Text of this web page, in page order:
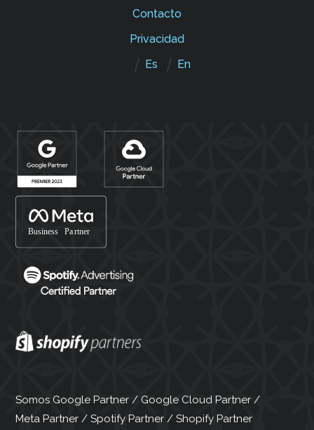
Contacto
Privacidad
Es
En
Somos Google Partner / Google Cloud Partner /
Meta Partner / Spotify Partner / Shopify Partner